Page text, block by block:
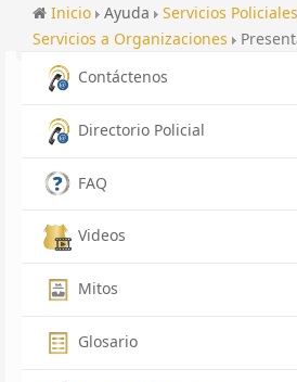
Inicio Ayuda
Servicios Policiales
Servicios a Organizaciones
Contáctenos
Directorio Policial
FAQ
Videos
Mitos
Glosario